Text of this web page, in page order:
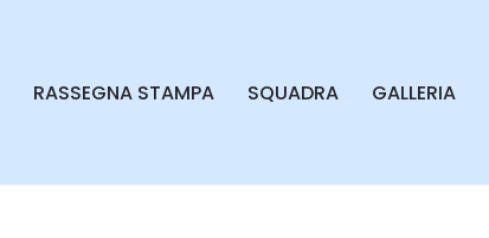
RASSEGNA STAMPA SQUADRA GALLERIA